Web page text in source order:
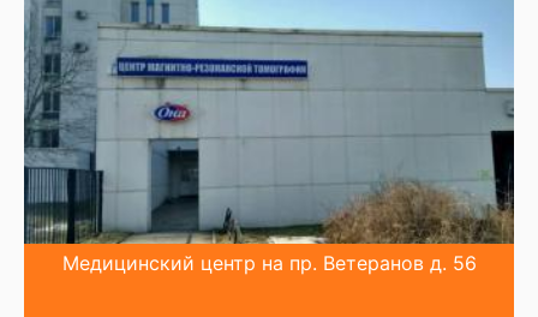
Медицинский центр на пр. Ветеранов д. 56